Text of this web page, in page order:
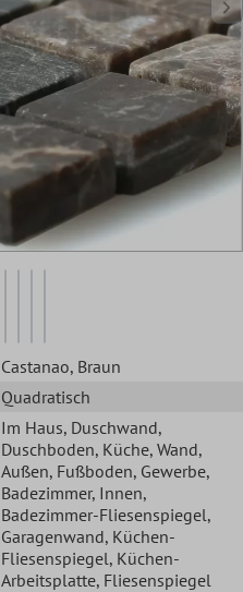
Castanao, Braun
Quadratisch
Im Haus, Duschwand,
Duschboden, Küche, Wand,
Außen, Fußboden, Gewerbe,
Badezimmer, Innen,
Badezimmer-Fliesenspiegel,
Garagenwand, Küchen-
Fliesenspiegel, Küchen-
Arbeitsplatte, Fliesenspiegel